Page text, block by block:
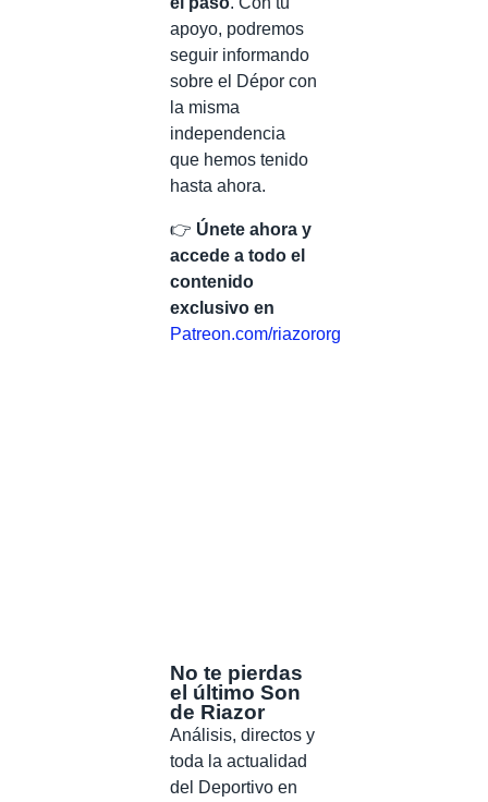
apoyo, podremos
seguir informando
sobre el Dépor con
la misma
independencia
que hemos tenido
hasta ahora.
👉 Únete ahora y
accede a todo el
contenido
exclusivo en
Patreon.com/riazororg
No te pierdas
el último Son
de Riazor
Análisis, directos y
toda la actualidad
del Deportivo en